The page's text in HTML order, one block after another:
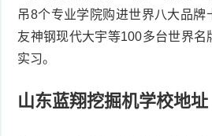
吊8个专业学院购进世界八大品牌
友神钢现代大宇等100多台世界名
实习。
山东蓝翔挖掘机学校地址